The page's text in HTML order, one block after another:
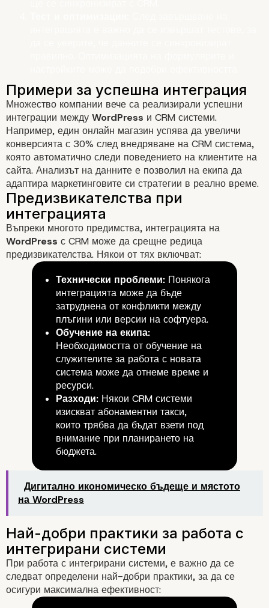
Стъпки за интеграция на
WordPress и CRM
Примери за успешна
Множество компании вече са реализирали успешни
интеграции между WordPress и CRM системи.
Например, един онлайн магазин успява да увеличи
конверсията с 30% след внедряване на CRM система,
която автоматично следи поведението на клиентите на
сайта. Анализът на данните е позволил на екипа да
адаптира маркетинговите си стратегии в реално време.
Въпреки многото предимства, интеграцията на
WordPress с CRM може да срещне редица
предизвикателства. Някои от тях включват:
Технически проблеми:Понякога
интеграцията може да бъде
затруднена от конфликти между
плъгини или версии на софтуера.
Обучение на екипа:
Необходимостта от обучение на
служителите за работа с новата
система може да отнеме време и
ресурси.
Разходи:Някои CRM системи
изискват абонаментни такси,
които трябва да бъдат взети под
внимание при планирането на
бюджета.
Дигитално икономическо бъдеще и мястото
на WordPress
При работа с интегрирани системи, е важно да се
следват определени най-добри практики, за да се
осигури максимална ефективност: